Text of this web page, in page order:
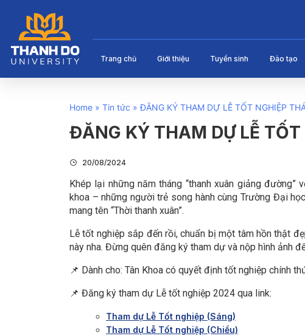
Trang chủ Giới thiệu Tuyển sinh Đào tạo
Home » Tin tức »ĐĂNG KÝ THAM DỰ LỄ TỐT NGHIỆP
ĐĂNG KÝ THAM DỰ LỄ
20/08/2024
Khép lại những năm tháng “thanh xuân giảng đường”
khoa – những người trẻ song hành cùng Trường Đại
mang tên “Thời thanh xuân”.
Lễ tốt nghiệp sắp đến rồi, chuẩn bị một tâm hồn thật
này nha. Đừng quên đăng ký tham dự và nộp hình ảnh
📌 Dành cho: Tân Khoa có quyết định tốt nghiệp chính
📌 Đăng ký tham dự Lễ tốt nghiệp 2024 qua link:
Tham dự Lễ Tốt nghiệp (Sáng)
Tham dự Lễ Tốt nghiệp (Chiều)